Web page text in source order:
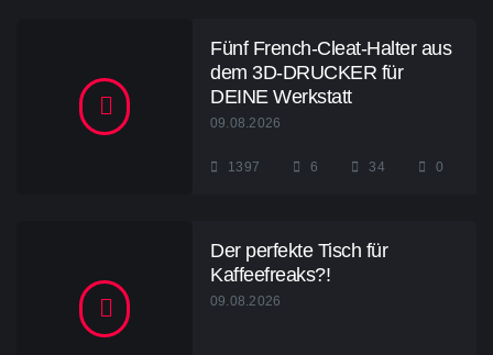
Fünf French-Cleat-Halter aus
dem 3D-DRUCKER für
DEINE Werkstatt
09.08.2026
1397 6 34 0
Der perfekte Tisch für
Kaffeefreaks?!
09.08.2026